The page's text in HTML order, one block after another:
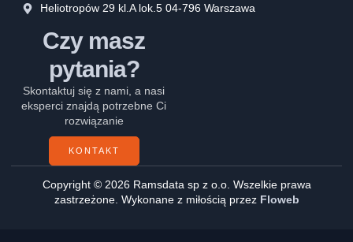
Heliotropów 29 kl.A lok.5 04-796 Warszawa
Czy masz
pytania?
Skontaktuj się z nami, a nasi
eksperci znajdą potrzebne Ci
rozwiązanie
KONTAKT
Copyright © 2026 Ramsdata sp z o.o. Wszelkie prawa
zastrzeżone. Wykonane z miłością przez Floweb